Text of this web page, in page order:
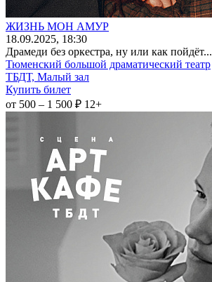
ЖИЗНЬ МОН АМУР
18.09.2025, 18:30
Драмеди без оркестра, ну или как пойдёт...
Тюменский большой драматический театр
ТБДТ, Малый зал
Купить билет
от 500 – 1 500 ₽ 12+